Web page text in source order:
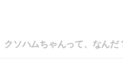
クソハムちゃんって、なんだ